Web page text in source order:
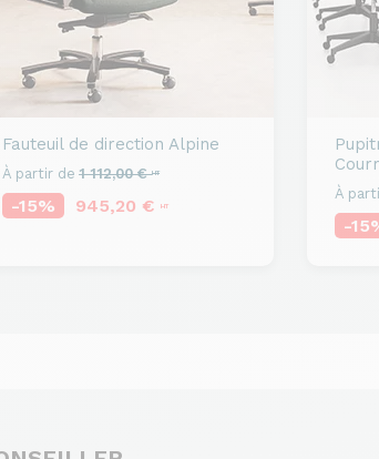
Fauteuil de direction Alpine
À partir de 1 112,00 €HT
-15% 945,20 € HT
À
-